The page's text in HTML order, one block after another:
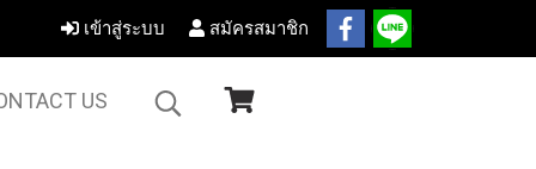
เข้าสู่ระบบ สมัครสมาชิก
US